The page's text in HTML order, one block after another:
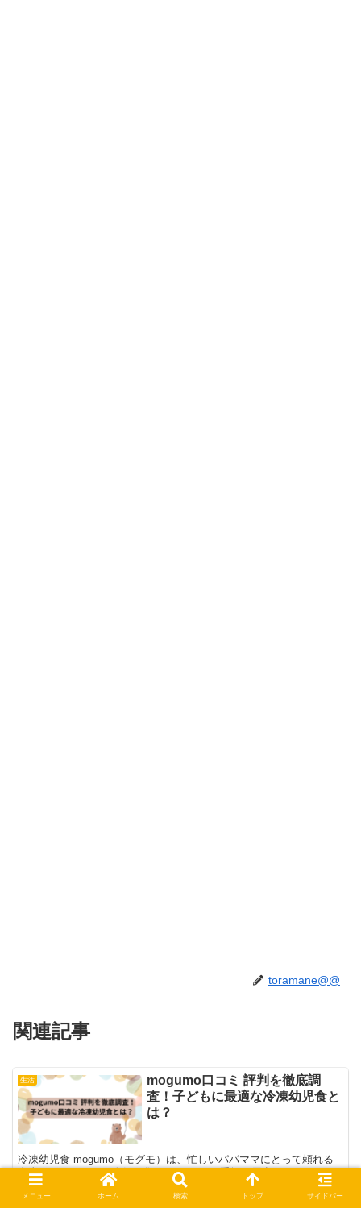
toramane@@
関連記事
生活
mogumo口コミ 評判を徹底調
査！子どもに最適な冷凍幼児食と
は？
冷凍幼児食 mogumo（モグモ）は、忙しいパパママにとって頼れる
食事サポートとして人気を集めています。 手軽に用意できるのに、
栄養バランスがしっかりと整えられており、幼児にとって必要な栄養
素を確保できる点が大きな魅力です。 さらに、冷凍保...
メニュー ホーム 検索 トップ サイドバー